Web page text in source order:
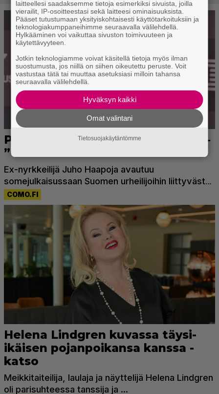
laitteellesi saadaksemme tietoja esimerkiksi sivuista, joilla
vierailit, IP-osoitteestasi sekä laitteesi ominaisuuksista.
Pääset tutustumaan yksityiskohtaisesti käyttötarkoituksiin ja
teknologiakumppaneihimme seuraavalla välilehdellä.
Hylkääminen voi vaikuttaa sivuston toimivuuteen ja
käytettävyyteen.
Jotkin teknologiamme voivat käsitellä tietoja myös ilman
suostumusta, jos niillä on siihen oikeutettu peruste. Voit
vastustaa tätä tai muuttaa asetuksiasi milloin tahansa
seuraavalla välilehdellä.
Hyväksyn kaikki
Omat valintani
Tietosuojakäytäntömme